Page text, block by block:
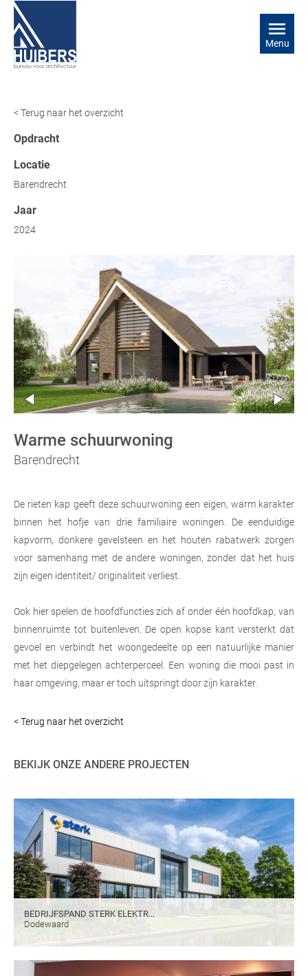
Menu
< Terug naar het overzicht
Opdracht
Locatie
Barendrecht
Jaar
2024
Warme schuurwoning
Barendrecht
De rieten kap geeft deze schuurwoning een eigen, warm karakter
binnen het hofje van drie familiaire woningen. De eenduidige
kapvorm, donkere gevelsteen en het houten rabatwerk zorgen
voor samenhang met de andere woningen, zonder dat het huis
zijn eigen identiteit/ originaliteit verliest.
Ook hier spelen de hoofdfuncties zich af onder één hoofdkap, van
binnenruimte tot buitenleven. De open kopse kant versterkt dat
gevoel en verbindt het woongedeelte op een natuurlijke manier
met het diepgelegen achterperceel. Een woning die mooi past in
haar omgeving, maar er toch uitspringt door zijn karakter.
< Terug naar het overzicht
BEKIJK ONZE ANDERE PROJECTEN
BEDRIJFSPAND STERK ELEKTR...
Dodewaard